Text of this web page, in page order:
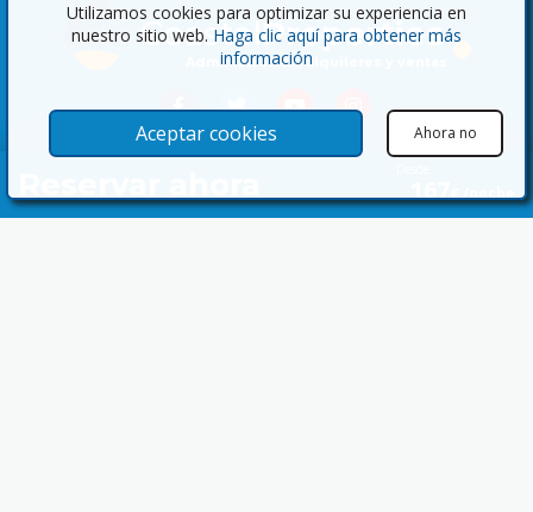
167€ /noche
CoastalProperties
Administración, alquileres y ventas
Utilizamos cookies para optimizar su experiencia en
nuestro sitio web. Haga clic aquí para obtener más
información
Aceptar cookies Ahora no